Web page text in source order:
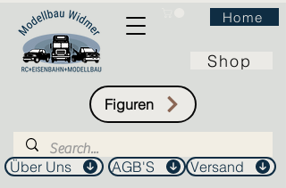
Home
Shop
Figuren
Über Uns AGB'S
Versand